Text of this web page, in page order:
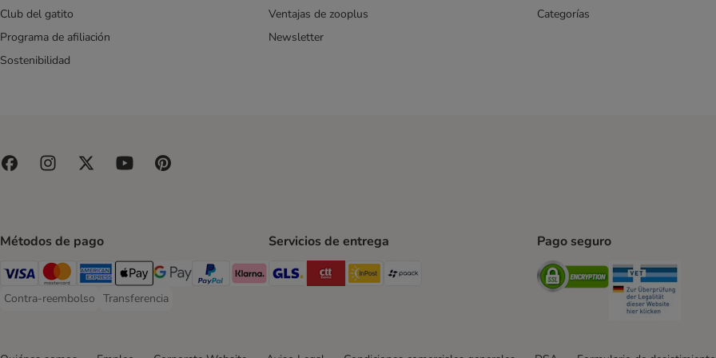
Club del gatito
Programa de afiliación
Sostenibilidad
Ventajas de zooplus
Newsletter
Categorías
Métodos de pago
Visa Payment Method
Mastercard Payment Method
American Express Payment Method
Apple Pay Payment Method
Google Pay Payment Method
PayPal Payment Method
Klarna Payment Method
Contra-reembolso
Contra-reembolso Payment Method
Transferencia
Transferencia Payment Method
Servicios de entrega
GLS Shipping Method
CTTExpress Shipping Method
InPost Shipping Method
Pago seguro
Security